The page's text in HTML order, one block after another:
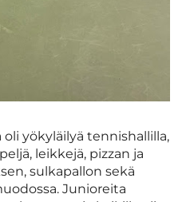
oli yökyläilyä tennishallilla,
leikkejä, pizzan ja
sulkapallon sekä
Junioreita